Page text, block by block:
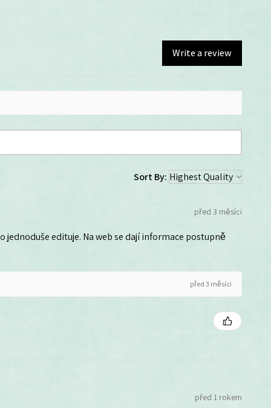
Write a review
Sort By:
před 3 měsíci
jednoduše edituje. Na web se dají informace postupně
před 3 měsíci
před 1 rokem